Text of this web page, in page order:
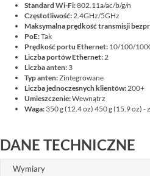
Standard Wi-Fi:802.11a/ac/b/g/n
Częstotliwość:2.4GHz/5GHz
Maksymalna prędkość transmisji
PoE:Tak
Prędkość portu Ethernet: 10/100/
Liczba portów Ethernet:2
Liczba anten: 3
Typ anten:Zintegrowane
Liczba jednoczesnych klientów:200+
Umieszczenie:Wewnątrz
Waga: 350 g (12.4 oz) 450 g (15.9 oz) -
DANE TECHNICZNE
Wymiary